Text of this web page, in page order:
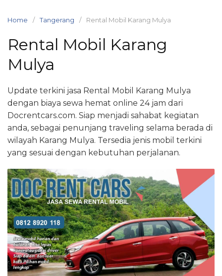
Home Tangerang Rental Mobil Karang Mulya
Rental Mobil Karang
Mulya
Update terkini jasa Rental Mobil Karang Mulya
dengan biaya sewa hemat online 24 jam dari
Docrentcars.com. Siap menjadi sahabat kegiatan
anda, sebagai penunjang traveling selama berada di
wilayah Karang Mulya. Tersedia jenis mobil terkini
yang sesuai dengan kebutuhan perjalanan.